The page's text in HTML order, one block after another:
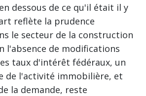
dessous de ce qu'il était il y
reflète la prudence
le secteur de la construction
l'absence de modifications
taux d'intérêt fédéraux, un
de l'activité immobilière, et
la demande, reste